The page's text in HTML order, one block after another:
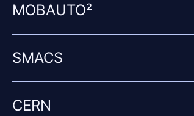
MOBAUTO²
SMACS
CERN